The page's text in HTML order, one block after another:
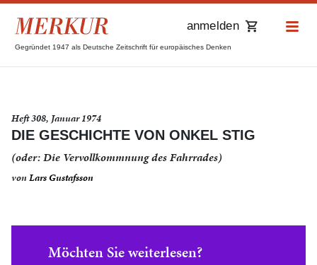
Gegründet 1947 als Deutsche Zeitschrift für europäisches Denken
anmelden
Heft 308, Januar 1974
DIE GESCHICHTE VON ONKEL STIG
(oder: Die Vervollkommnung des Fahrrades)
vonLars Gustafsson
Möchten Sie weiterlesen?